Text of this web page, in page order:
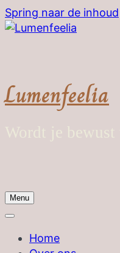
Spring naar de inhoud
Lumenfeelia
Menu
Home